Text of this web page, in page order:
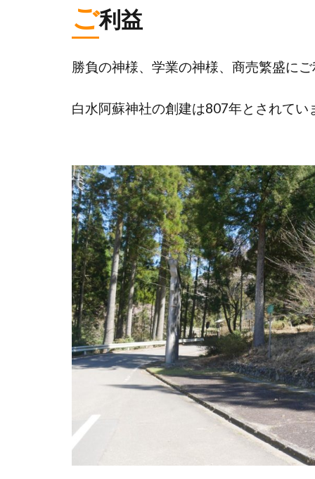
ご利益
勝負の神様、学業の神様、商売繁盛に
白水阿蘇神社の創建は807年とされてい